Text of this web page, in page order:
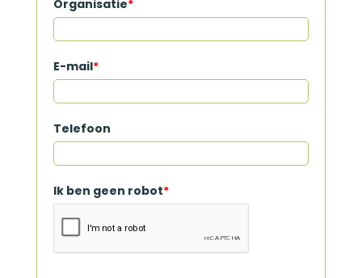
Organisatie*
E-mail*
Telefoon
Ik ben geen robot*